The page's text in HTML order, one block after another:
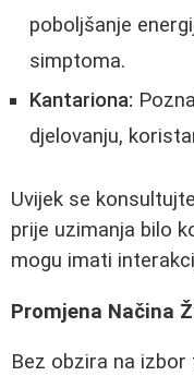
poboljšanje
simptoma.
Kantariona:
djelovanju,
Uvijek se
prije uzimanja bilo
mogu imati
Promjena Načina
Bez obzira na izbor